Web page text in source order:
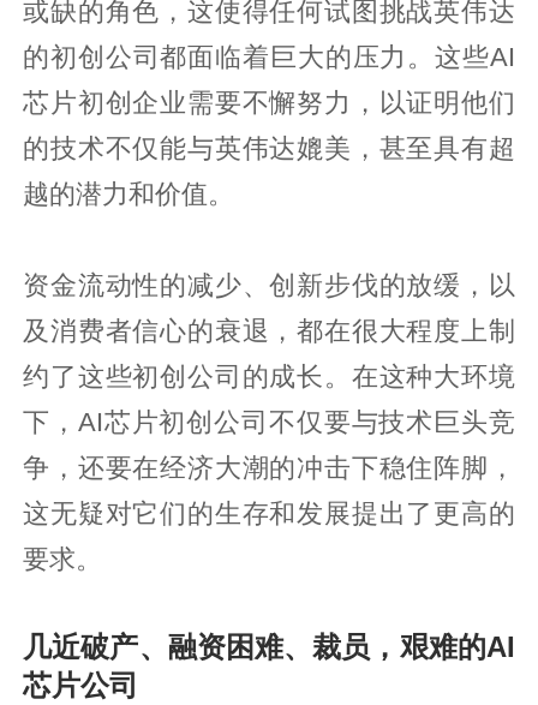
或缺的角色，这使得任何试图挑战英伟达
的初创公司都面临着巨大的压力。这些AI
芯片初创企业需要不懈努力，以证明他们
的技术不仅能与英伟达媲美，甚至具有超
越的潜力和价值。
资金流动性的减少、创新步伐的放缓，以
及消费者信心的衰退，都在很大程度上制
约了这些初创公司的成长。在这种大环境
下，AI芯片初创公司不仅要与技术巨头竞
争，还要在经济大潮的冲击下稳住阵脚，
这无疑对它们的生存和发展提出了更高的
要求。
几近破产、融资困难、裁员，艰难的AI
芯片公司